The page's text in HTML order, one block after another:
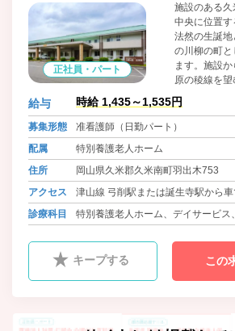
正社員・パート
施設のある
中央に位置す
法然の生誕
の川柳の町
ます。施設
原の稜線を望
かな環境に恵
車で岡山市中
中心部から30
にある施設で
給与 時給 1,435～1,535円
募集形態
准看護師（日勤パート）
配属
特別養護老人ホーム
住所
岡山県久米郡久米南町羽出木753
アクセス
津山線 弓削駅または誕生寺駅から
姫新線 西勝間田駅から車で約20分
診療科目 特別養護老人ホーム、デイサービス
キープする この